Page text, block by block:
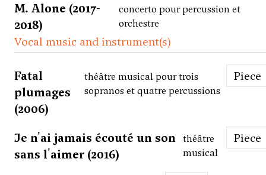
M. Alone (2017-
2018)
concerto pour percussion et
orchestre
Vocal music and instrument(s)
Fatal
plumages
(2006)
théâtre musical pour trois
sopranos et quatre percussions
Piece
Je n'ai jamais écouté un son
sans l'aimer (2016)
théâtre
musical
Piece